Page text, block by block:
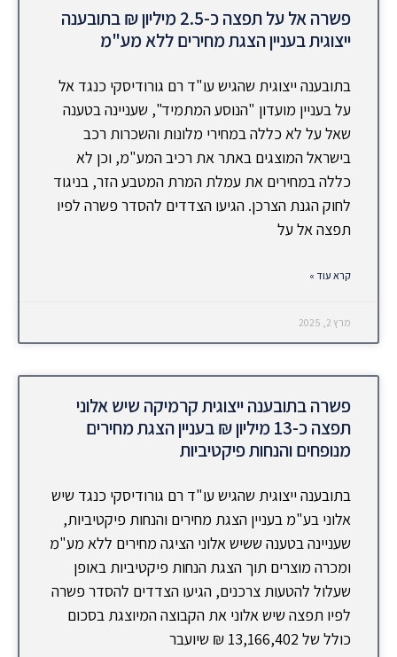
פשרה אל על תפצה כ-2.5 מיליון ₪ בתובענה
ייצוגית בעניין הצגת מחירים ללא מע"מ
בתובענה ייצוגית שהגיש עו"ד רם גורודיסקי כנגד אל
על בעניין מועדון "הנוסע המתמיד", שעניינה בטענה
שאל על לא כללה במחירי מלונות והשכרות רכב
בישראל המוצגים באתר את רכיב המע"מ, וכן לא
כללה במחירים את עמלת המרת המטבע הזר, בניגוד
לחוק הגנת הצרכן. הגיעו הצדדים להסדר פשרה לפיו
תפצה אל על
קרא עוד »
מרץ 2, 2025
פשרה בתובענה ייצוגית קרמיקה שיש אלוני
תפצה כ-13 מיליון ₪ בעניין הצגת מחירים
מנופחים והנחות פיקטיביות
בתובענה ייצוגית שהגיש עו"ד רם גורודיסקי כנגד שיש
אלוני בע"מ בעניין הצגת מחירים והנחות פיקטיביות,
שעניינה בטענה ששיש אלוני הציגה מחירים ללא מע"מ
ומכרה מוצרים תוך הצגת הנחות פיקטיביות באופן
שעלול להטעות צרכנים, הגיעו הצדדים להסדר פשרה
לפיו תפצה שיש אלוני את הקבוצה המיוצגת בסכום
כולל של 13,166,402 ₪ שיועבר